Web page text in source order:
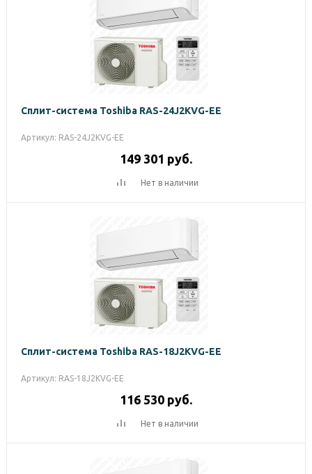
Сплит-система Toshiba RAS-24J2KVG-EE
Артикул: RAS-24J2KVG-EE
149 301 руб.
Нет в наличии
Сплит-система Toshiba RAS-18J2KVG-EE
Артикул: RAS-18J2KVG-EE
116 530 руб.
Нет в наличии